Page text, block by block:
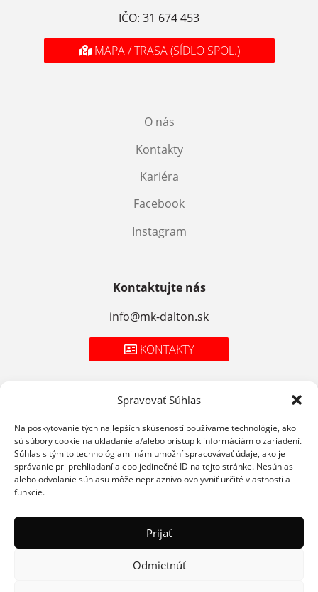
Spravovať Súhlas
Na poskytovanie tých najlepších skúseností používame technológie, ako
sú súbory cookie na ukladanie a/alebo prístup k informáciám o zariadení.
Súhlas s týmito technológiami nám umožní spracovávať údaje, ako je
správanie pri prehliadaní alebo jedinečné ID na tejto stránke. Nesúhlas
alebo odvolanie súhlasu môže nepriaznivo ovplyvniť určité vlastnosti a
funkcie.
Prijať
Odmietnúť
IČO: 31 674 453
MAPA / TRASA (SÍDLO SPOL.)
O nás
Kontakty
Kariéra
Facebook
Instagram
Kontaktujte nás
info@mk-dalton.sk
KONTAKTY
Cookies
Podmienky použitia
© 2026 STAROMESTSKÁ MÄSIAREŇ